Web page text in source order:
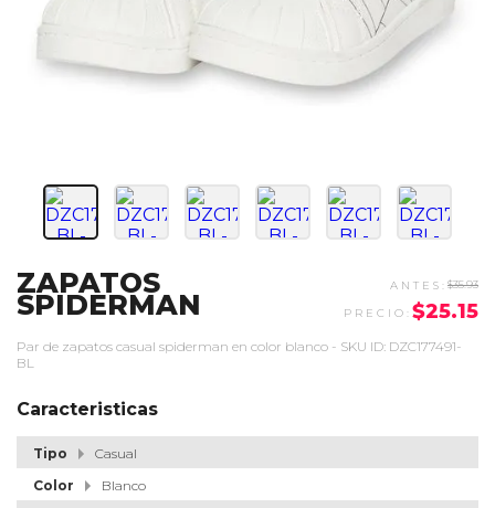
ZAPATOS
SPIDERMAN
$35.93
$25.15
Par de zapatos casual spiderman en color blanco - SKU ID: DZC177491-
BL
Caracteristicas
Tipo
Casual
Color
Blanco